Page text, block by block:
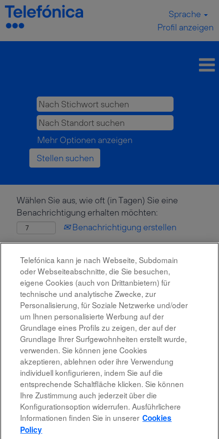
Sprache
Profil anzeigen
Mehr Optionen anzeigen
Wählen Sie aus, wie oft (in Tagen) Sie eine
Benachrichtigung erhalten möchten:
Benachrichtigung erstellen
Rechtshinweis
Barrierefreiheit
Datenschutzrichtlinien
Telefónica kann je nach Webseite, Subdomain
oder Webseiteabschnitte, die Sie besuchen,
eigene Cookies (auch von Drittanbietern) für
technische und analytische Zwecke, zur
Personalisierung, für Soziale Netzwerke und/oder
um Ihnen personalisierte Werbung auf der
Grundlage eines Profils zu zeigen, der auf der
Grundlage Ihrer Surfgewohnheiten erstellt wurde,
verwenden. Sie können jene Cookies
akzeptieren, ablehnen oder ihre Verwendung
individuell konfigurieren, indem Sie auf die
entsprechende Schaltfläche klicken. Sie können
Ihre Zustimmung auch jederzeit über die
Konfigurationsoption widerrufen. Ausführlichere
Informationen finden Sie in unserer Cookies
Policy